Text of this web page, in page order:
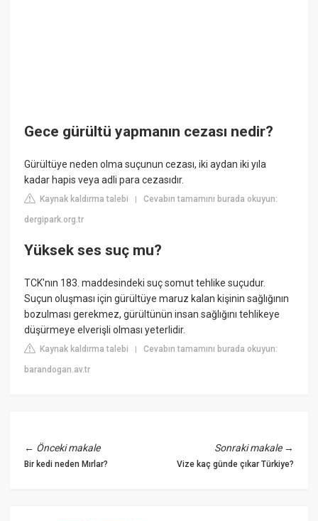
Gece gürültü yapmanın cezası nedir?
Gürültüye neden olma suçunun cezası, iki aydan iki yıla
kadar hapis veya adli para cezasıdır.
Kaynak kaldırma talebi |Cevabın tamamını burada okuyun:
dergipark.org.tr
Yüksek ses suç mu?
TCK'nın 183. maddesindeki suç somut tehlike suçudur.
Suçun oluşması için gürültüye maruz kalan kişinin sağlığının
bozulması gerekmez, gürültünün insan sağlığını tehlikeye
düşürmeye elverişli olması yeterlidir.
Kaynak kaldırma talebi |Cevabın tamamını burada okuyun:
barandogan.av.tr
← Önceki makale
Bir kedi neden Mırlar?
Sonraki makale→
Vize kaç günde çıkar Türkiye?